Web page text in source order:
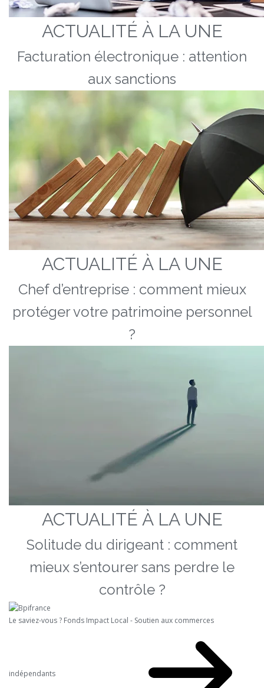
ACTUALITÉ À LA UNE
Facturation électronique : attention
aux sanctions
ACTUALITÉ À LA UNE
Chef d’entreprise : comment mieux
protéger votre patrimoine personnel
?
ACTUALITÉ À LA UNE
Solitude du dirigeant : comment
mieux s’entourer sans perdre le
contrôle ?
Le saviez-vous ? Fonds Impact Local - Soutien aux commerces
indépendants